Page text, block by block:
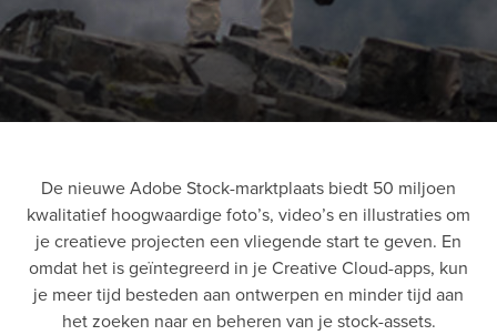
De nieuwe Adobe Stock-marktplaats biedt 50 miljoen
kwalitatief hoogwaardige foto’s, video’s en illustraties om
je creatieve projecten een vliegende start te geven. En
omdat het is geïntegreerd in je Creative Cloud-apps, kun
je meer tijd besteden aan ontwerpen en minder tijd aan
het zoeken naar en beheren van je stock-assets.